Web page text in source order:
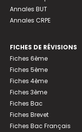
Annales BUT
Annales CRPE
FICHES DE RÉVISIONS
Fiches 6ème
Fiches 5ème
Fiches 4ème
Fiches 3ème
Fiches Bac
Fiches Brevet
Fiches Bac Français